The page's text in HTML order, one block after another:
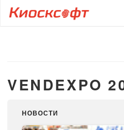
VENDEXPO
НОВОСТИ